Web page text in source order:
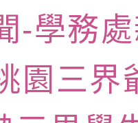
進學校輔導
實施計畫
育政策研討
趨勢與發展
國民及學前
教育局辦
研習實施
灣師範大學
學習中心
立成功大學
學前教育
-學務
園三界